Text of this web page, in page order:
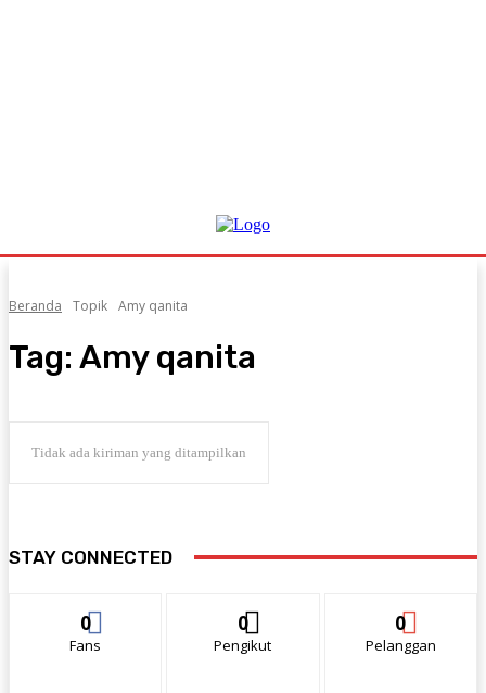
Beranda Topik Amy qanita
Tag: Amy qanita
Tidak ada kiriman yang ditampilkan
STAY CONNECTED
0
Fans
0
Pengikut
0
Pelanggan